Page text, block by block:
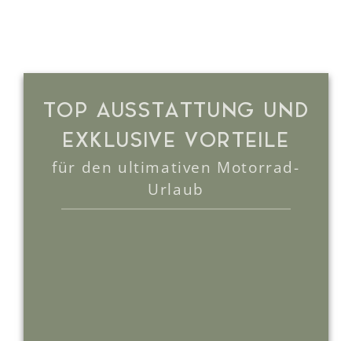
TOP AUSSTATTUNG UND
EXKLUSIVE VORTEILE
für den ultimativen Motorrad-
Urlaub